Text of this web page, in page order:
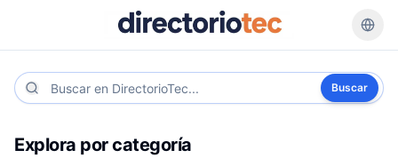
Buscar
Explora por categoría